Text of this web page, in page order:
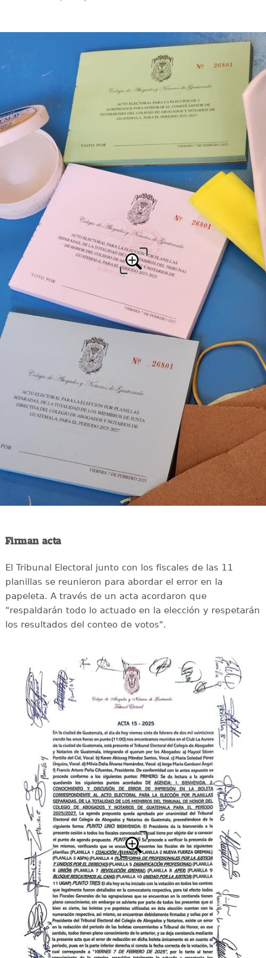
Firman acta
El Tribunal Electoral junto con los fiscales de las 11
planillas se reunieron para abordar el error en la
papeleta. A través de un acta acordaron que
"respaldarán todo lo actuado en la elección y respetarán
los resultados del conteo de votos".